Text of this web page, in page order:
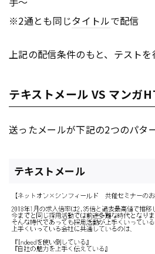
※2通とも同じタイトルで配信
上記の配信条件のもと、テストを
テキストメール VS マンガ
送ったメールが下記の2つのパタ
テキストメール